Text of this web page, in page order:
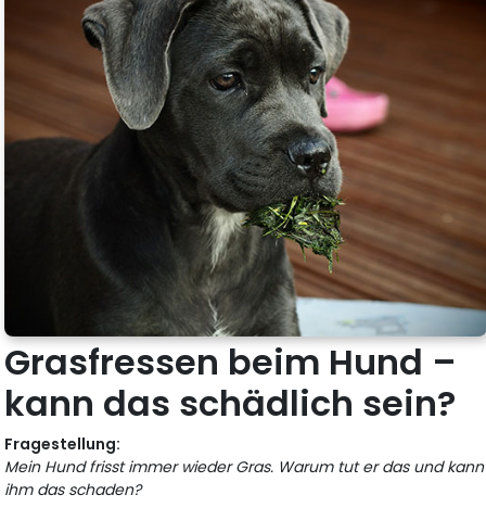
Grasfressen beim Hund –
kann das schädlich sein?
Fragestellung:
Mein Hund frisst immer wieder Gras. Warum tut er das und kann
ihm das schaden?